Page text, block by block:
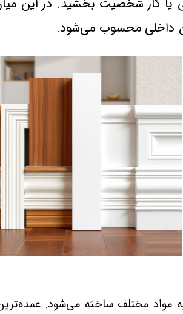
کار شخصیت بخشید. در این
داخلی محسوب می‌شود.​​​​​​​
اجرای پارکت لمینیت در کرج 01
اجرای پارکت لمینیت در کرج 01
مختلف ساخته می‌شود. عمده‌ترین